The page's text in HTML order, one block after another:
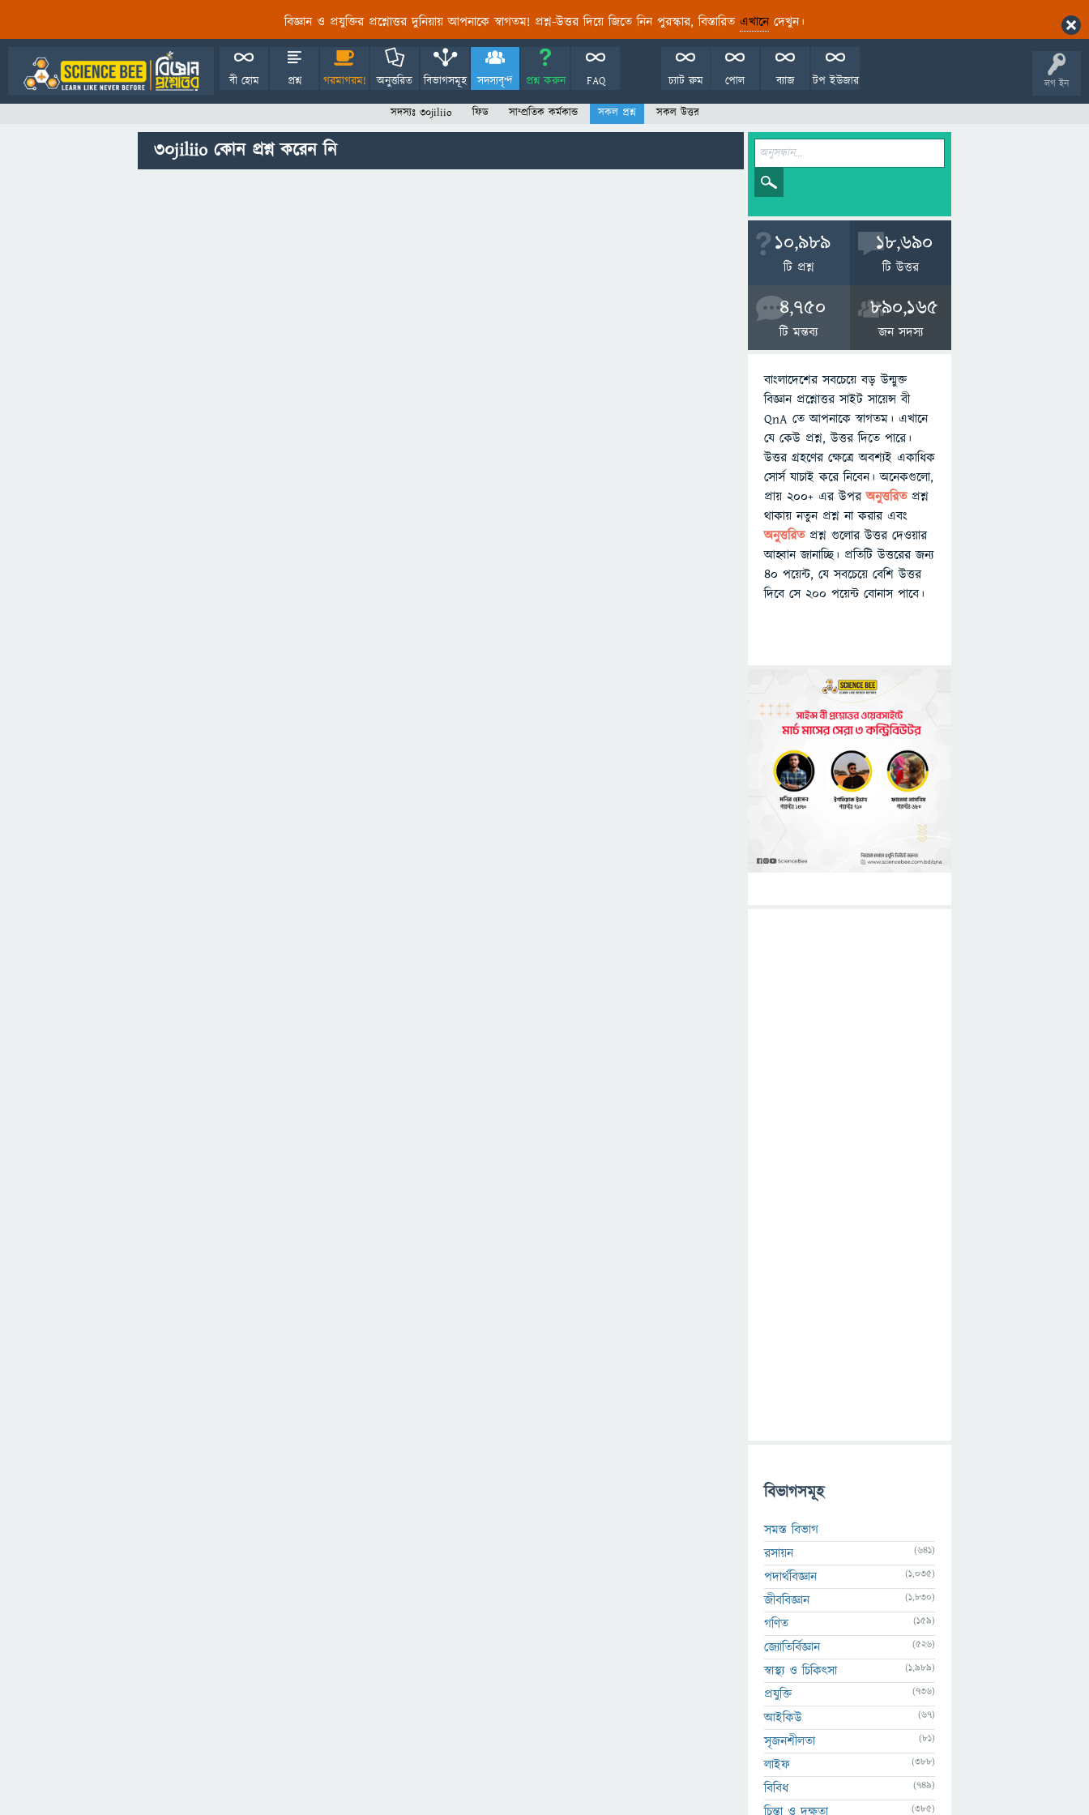
বিজ্ঞান ও প্রযুক্তির প্রশ্নোত্তর দুনিয়ায় আপনাকে স্বাগতম! প্রশ্ন-উত্তর দিয়ে জিতে নিন পুরস্কার, বিস্তারিত এখানেদেখুন।
লগ ইন
বী হোম প্রশ্ন গরমাগরম! অনুত্তরিত বিভাগসমূহ সদস্যবৃন্দ প্রশ্ন করুন FAQ টপ ইউজার
ব্যাজ
পোল
চ্যাট রুম
সদস্যঃ 30jiliio ফিড সাম্প্রতিক কর্মকান্ড সকল প্রশ্ন সকল উত্তর
30jiliio কোন প্রশ্ন করেন নি
10,989
টি প্রশ্ন
18,690
টি উত্তর
4,750
টি মন্তব্য
890,165
জন সদস্য
বাংলাদেশের সবচেয়ে বড় উন্মুক্ত
বিজ্ঞান প্রশ্নোত্তর সাইট সায়েন্স বী
QnA তে আপনাকে স্বাগতম। এখানে
যে কেউ প্রশ্ন, উত্তর দিতে পারে।
উত্তর গ্রহণের ক্ষেত্রে অবশ্যই একাধিক
সোর্স যাচাই করে নিবেন। অনেকগুলো,
প্রায় ২০০+ এর উপরঅনুত্তরিতপ্রশ্ন
থাকায় নতুন প্রশ্ন না করার এবং
অনুত্তরিত প্রশ্ন গুলোর উত্তর দেওয়ার
আহ্বান জানাচ্ছি। প্রতিটি উত্তরের জন্য
৪০ পয়েন্ট, যে সবচেয়ে বেশি উত্তর
দিবে সে ২০০ পয়েন্ট বোনাস পাবে।
বিভাগসমূহ
সমস্ত বিভাগ
রসায়ন
(641)
পদার্থবিজ্ঞান (1,035)
জীববিজ্ঞান (1,830)
গণিত (159)
জ্যোতির্বিজ্ঞান (526)
স্বাস্থ্য ও চিকিৎসা (1,989)
প্রযুক্তি (736)
আইকিউ (67)
সৃজনশীলতা (81)
লাইফ (388)
বিবিধ (749)
চিন্তা ও দক্ষতা (385)